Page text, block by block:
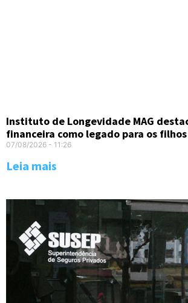
Instituto de Longevidade MAG
financeira como legado para os filhos
07/08/2026 11:26
Leia mais